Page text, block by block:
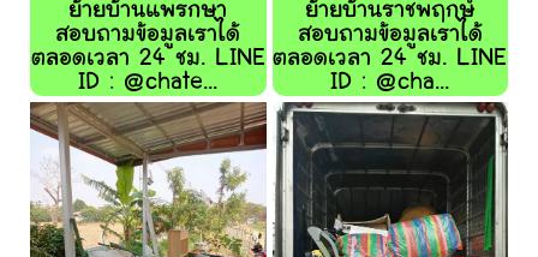
ย้ายบ้านแพรกษา
สอบถามข้อมูลเราได้
ตลอดเวลา 24 ชม. LINE
ID : @chate...
ย้ายบ้านราชพฤกษ์
สอบถามข้อมูลเราได้
ตลอดเวลา 24 ชม. LINE
ID : @cha...